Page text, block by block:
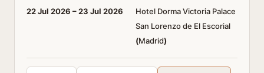
22 Jul 2026 –23 Jul 2026
Hotel Dorma Victoria Palace
San Lorenzo de El Escorial
(Madrid)